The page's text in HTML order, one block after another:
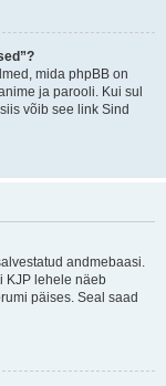
mida phpBB on
ja parooli. Kui sul
võib see link Sind
andmebaasi.
KJP lehele näeb
päises. Seal saad